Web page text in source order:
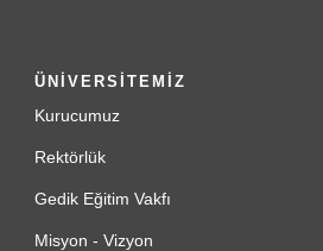
ÜNİVERSİTEMİZ
Kurucumuz
Rektörlük
Gedik Eğitim Vakfı
Misyon - Vizyon